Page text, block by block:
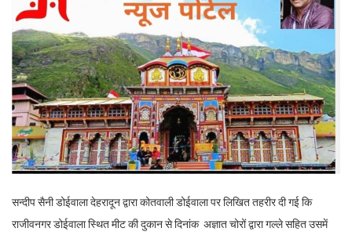
सन्दीप सैनी डोईवाला देहरादून द्वारा कोतवाली डोईवाला पर लिखित तहरीर दी गई कि
राजीवनगर डोईवाला स्थित मीट की दुकान से दिनांक अज्ञात चोरों द्वारा गल्ले सहित उसमें